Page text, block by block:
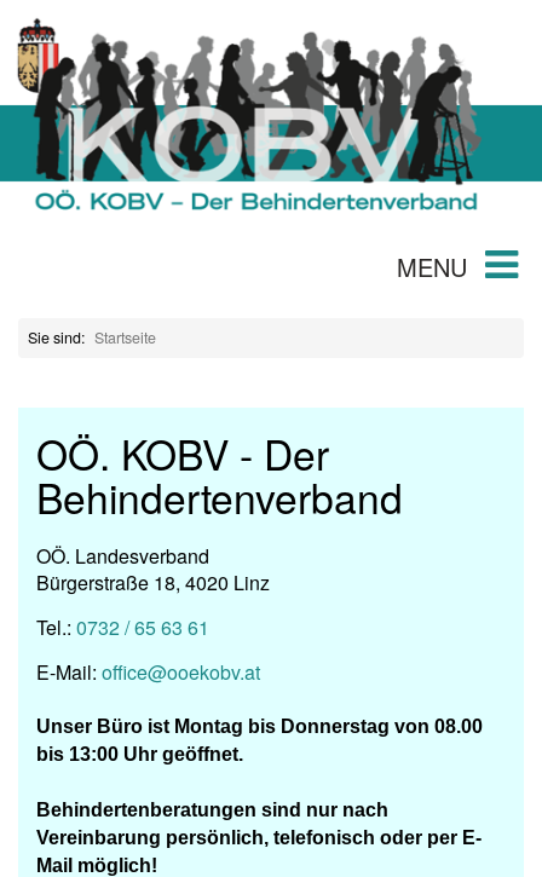
MENU
Sie sind: Startseite
OÖ. KOBV - Der
Behindertenverband
OÖ. Landesverband
Bürgerstraße 18, 4020 Linz
Tel.: 0732 / 65 63 61
E-Mail: office@ooekobv.at
Unser Büro ist Montag bis Donnerstag von 08.00
bis 13:00 Uhr geöffnet.
Behindertenberatungen sind nur nach
Vereinbarung persönlich, telefonisch oder per E-
Mail möglich!